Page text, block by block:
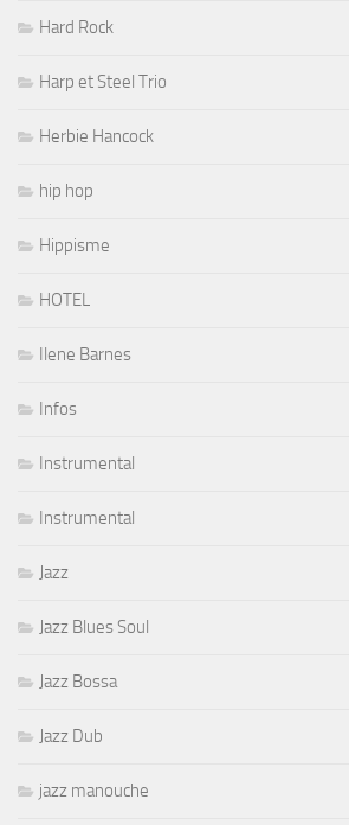
Hard Rock
Harp et Steel Trio
Herbie Hancock
hip hop
Hippisme
HOTEL
Ilene Barnes
Infos
Instrumental
Instrumental
Jazz
Jazz Blues Soul
Jazz Bossa
Jazz Dub
jazz manouche